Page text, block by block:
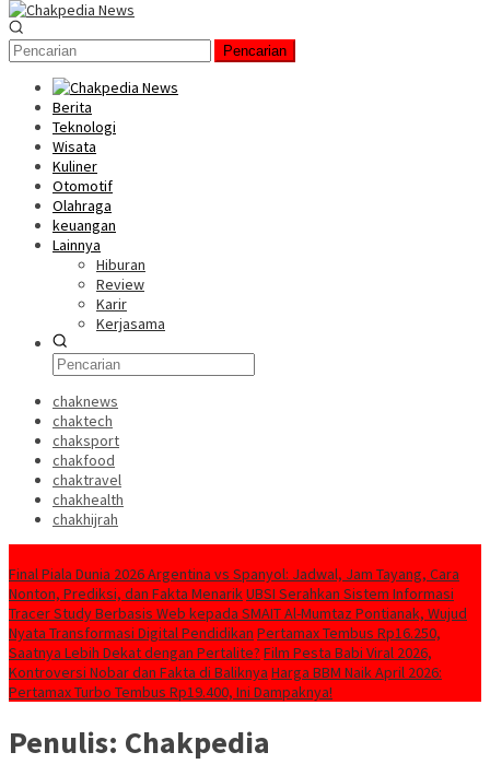
Pencarian
Berita
Teknologi
Wisata
Kuliner
Otomotif
Olahraga
keuangan
Lainnya
Hiburan
Review
Karir
Kerjasama
chaknews
chaktech
chaksport
chakfood
chaktravel
chakhealth
chakhijrah
Final Piala Dunia 2026 Argentina vs Spanyol: Jadwal, Jam Tayang, Cara
Nonton, Prediksi, dan Fakta MenarikUBSI Serahkan Sistem Informasi
Tracer Study Berbasis Web kepada SMAIT Al-Mumtaz Pontianak, Wujud
Nyata Transformasi Digital Pendidikan Pertamax Tembus Rp16.250,
Saatnya Lebih Dekat dengan Pertalite? Film Pesta Babi Viral 2026,
Kontroversi Nobar dan Fakta di Baliknya Harga BBM Naik April 2026:
Pertamax Turbo Tembus Rp19.400, Ini Dampaknya!
Penulis: Chakpedia